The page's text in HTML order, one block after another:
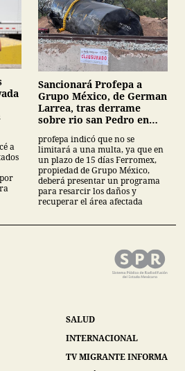
a
Sancionará Profepa a
Grupo México, de German
Larrea, tras derrame
sobre rio san Pedro en
profepa indicó que no se
limitará a una multa, ya que en
un plazo de 15 días Ferromex,
propiedad de Grupo México,
deberá presentar un programa
para resarcir los daños y
recuperar el área afectada
SALUD
INTERNACIONAL
TV MIGRANTE INFORMA